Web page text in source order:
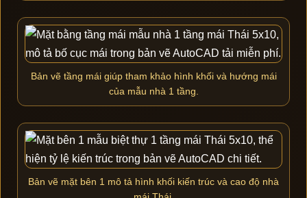
Bản vẽ tầng mái giúp tham khảo hình khối và hướng mái
của mẫu nhà 1 tầng.
Bản vẽ mặt bên 1 mô tả hình khối kiến trúc và cao độ nhà